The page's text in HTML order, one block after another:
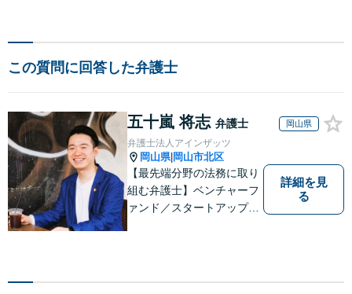
この質問に回答した弁護士
五十嵐 将志 弁護士 岡山県
弁護士法人アインザッツ
岡山県| 岡山市北区
【最先端分野の法務に取り
組む弁護士】ベンチャーフ
ァンド／スタートアップ／
詳細を見
る